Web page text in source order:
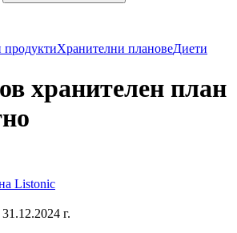
продуктиХранителни плановеДиети
хранителен план
Listonic
31.12.2024 г.